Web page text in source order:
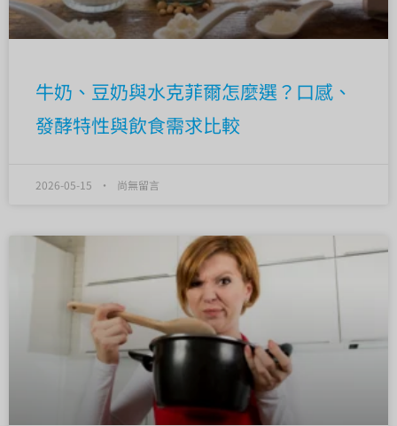
牛奶、豆奶與水克菲爾怎麼選？口感、
發酵特性與飲食需求比較
2026-05-15 尚無留言